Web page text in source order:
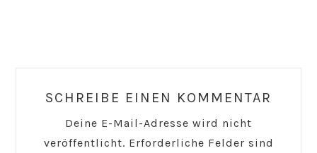
Reader
SCHREIBE EINEN KOMMENTAR
Deine E-Mail-Adresse wird nicht
veröffentlicht. Erforderliche Felder sind